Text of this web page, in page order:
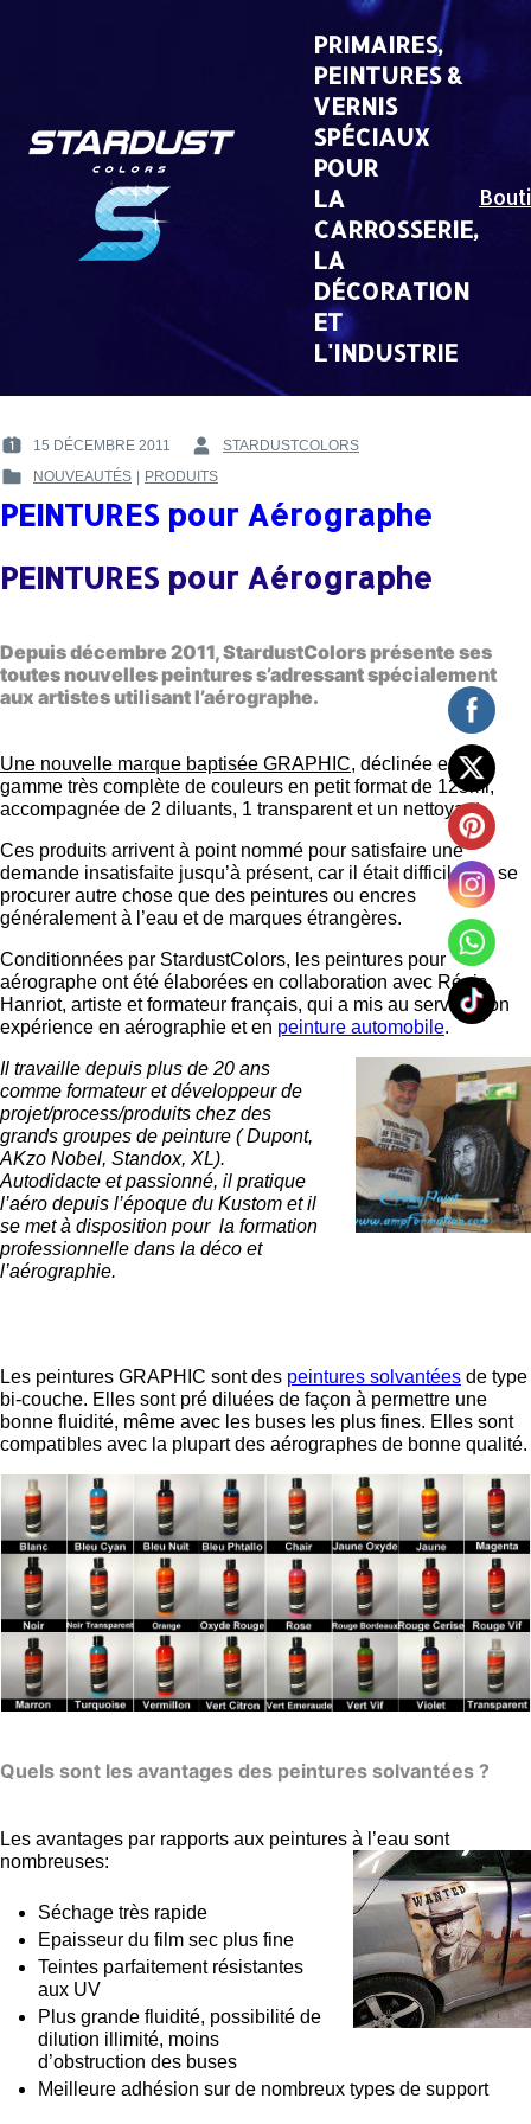
PRIMAIRES,
PEINTURES &
VERNIS
SPÉCIAUX
POUR
LA
CARROSSERIE,
LA
DÉCORATION
ET
L'INDUSTRIE
POSTED
ON
15 DÉCEMBRE 2011
BY
:
STARDUSTCOLORS
POSTED
IN
NOUVEAUTÉS | PRODUITS
PEINTURES pour Aérographe
PEINTURES pour Aérographe
Depuis décembre 2011, StardustColors présente ses
toutes nouvelles peintures s’adressant spécialement
aux artistes utilisant l’aérographe.
Une nouvelle marque baptisée GRAPHIC, déclinée en une
gamme très complète de couleurs en petit format de 125ml,
accompagnée de 2 diluants, 1 transparent et un nettoyant.
Ces produits arrivent à point nommé pour satisfaire une
demande insatisfaite jusqu’à présent, car il était difficile, de se
procurer autre chose que des peintures ou encres
généralement à l’eau et de marques étrangères.
Conditionnées par StardustColors, les peintures pour
aérographe ont été élaborées en collaboration avec Régis
Hanriot, artiste et formateur français, qui a mis au service son
expérience en aérographie et en peinture automobile.
Il travaille depuis plus de 20 ans
comme formateur et développeur de
projet/process/produits chez des
grands groupes de peinture ( Dupont,
AKzo Nobel, Standox, XL).
Autodidacte et passionné, il pratique
l’aéro depuis l’époque du Kustom et il
se met à disposition pour la formation
professionnelle dans la déco et
l’aérographie.
Les peintures GRAPHIC sont des peintures solvantées de type
bi-couche. Elles sont pré diluées de façon à permettre une
bonne fluidité, même avec les buses les plus fines. Elles sont
compatibles avec la plupart des aérographes de bonne qualité.
Quels sont les avantages des peintures solvantées ?
Les avantages par rapports aux peintures à l’eau sont
nombreuses:
Séchage très rapide
Epaisseur du film sec plus fine
Teintes parfaitement résistantes
aux UV
Plus grande fluidité, possibilité de
dilution illimité, moins
d’obstruction des buses
Meilleure adhésion sur de nombreux types de support